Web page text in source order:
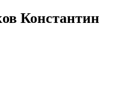
Константин